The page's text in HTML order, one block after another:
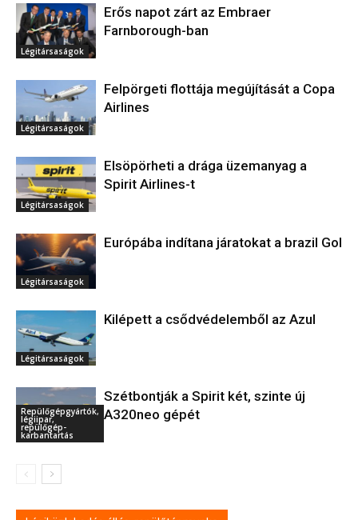
Légitársaságok
Erős napot zárt az Embraer
Farnborough-ban
Légitársaságok
Felpörgeti flottája megújítását a Copa
Airlines
Légitársaságok
Elsöpörheti a drága üzemanyag a
Spirit Airlines-t
Légitársaságok
Európába indítana járatokat a brazil Gol
Légitársaságok
Kilépett a csődvédelemből az Azul
Repülőgépgyártók,
légiipar,
repülőgép-
karbantartás
Szétbontják a Spirit két, szinte új
A320neo gépét